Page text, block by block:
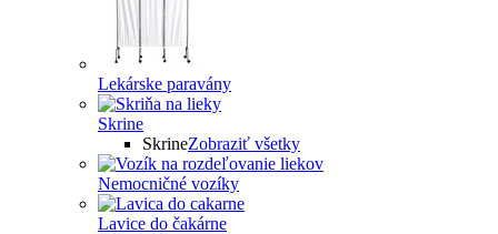
Lekárske paravány
Skrine
SkrineZobraziť všetky
Nemocničné vozíky
Lavice do čakárne